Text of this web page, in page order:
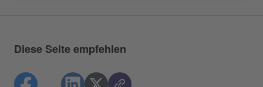
Diese Seite empfehlen